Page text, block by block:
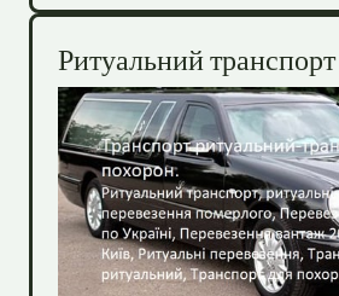
Ритуальний транспорт